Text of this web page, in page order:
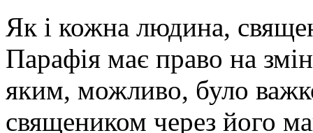
Як і кожна людина,
Парафія має право на
яким, можливо, було
священиком через його